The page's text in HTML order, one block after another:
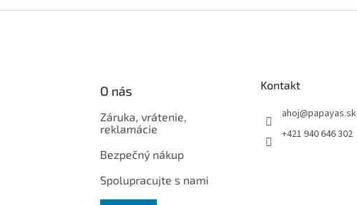
d
k
y
O nás
Záruka, vrátenie,
reklamácie
Bezpečný nákup
Spolupracujte s nami
Kontakt
ahoj@papayas.sk
+421 940 646 302